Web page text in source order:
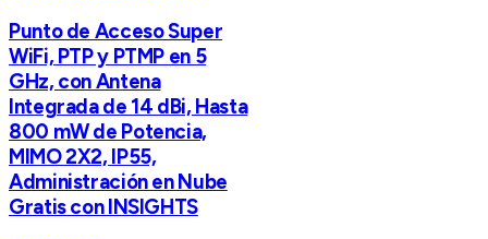
Punto de Acceso Super
WiFi, PTP y PTMP en 5
GHz, con Antena
Integrada de 14 dBi, Hasta
800 mW de Potencia,
MIMO 2X2, IP55,
Administración en Nube
Gratis con INSIGHTS